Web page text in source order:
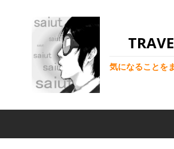
気になることを